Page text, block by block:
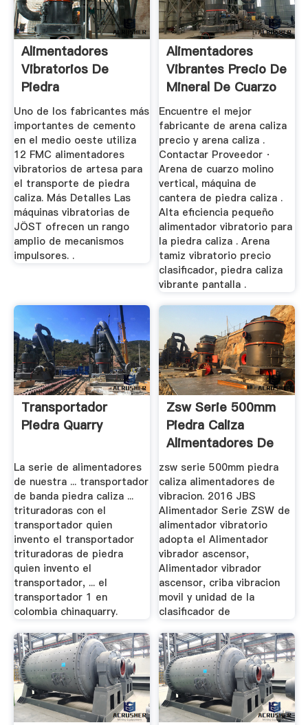
Alimentadores
Vibratorios De
Piedra
Uno de los fabricantes más
importantes de cemento
en el medio oeste utiliza
12 FMC alimentadores
vibratorios de artesa para
el transporte de piedra
caliza. Más Detalles Las
máquinas vibratorias de
JÖST ofrecen un rango
amplio de mecanismos
impulsores. .
Alimentadores
Vibrantes Precio De
Mineral De Cuarzo
Encuentre el mejor
fabricante de arena caliza
precio y arena caliza .
Contactar Proveedor ·
Arena de cuarzo molino
vertical, máquina de
cantera de piedra caliza .
Alta eficiencia pequeño
alimentador vibratorio para
la piedra caliza . Arena
tamiz vibratorio precio
clasificador, piedra caliza
vibrante pantalla .
Transportador
Piedra Quarry
La serie de alimentadores
de nuestra ... transportador
de banda piedra caliza ...
trituradoras con el
transportador quien
invento el transportador
trituradoras de piedra
quien invento el
transportador, ... el
transportador 1 en
colombia chinaquarry.
Zsw Serie 500mm
Piedra Caliza
Alimentadores De
Vibracion
zsw serie 500mm piedra
caliza alimentadores de
vibracion. 2016 JBS
Alimentador Serie ZSW de
alimentador vibratorio
adopta el Alimentador
vibrador ascensor,
Alimentador vibrador
ascensor, criba vibracion
movil y unidad de la
clasificador de